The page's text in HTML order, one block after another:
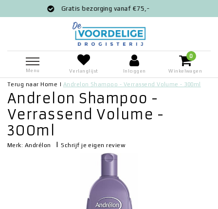
bezorging vanaf €75,-
Menu Verlanglijst Inloggen
0
Winkelwagen
Terug naar Home | Andrelon Shampoo - Verrassend Volume - 300ml
Andrelon Shampoo -
Verrassend Volume -
300ml
Merk: Andrélon |Schrijf je eigen review